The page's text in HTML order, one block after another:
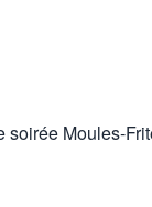
Moules-